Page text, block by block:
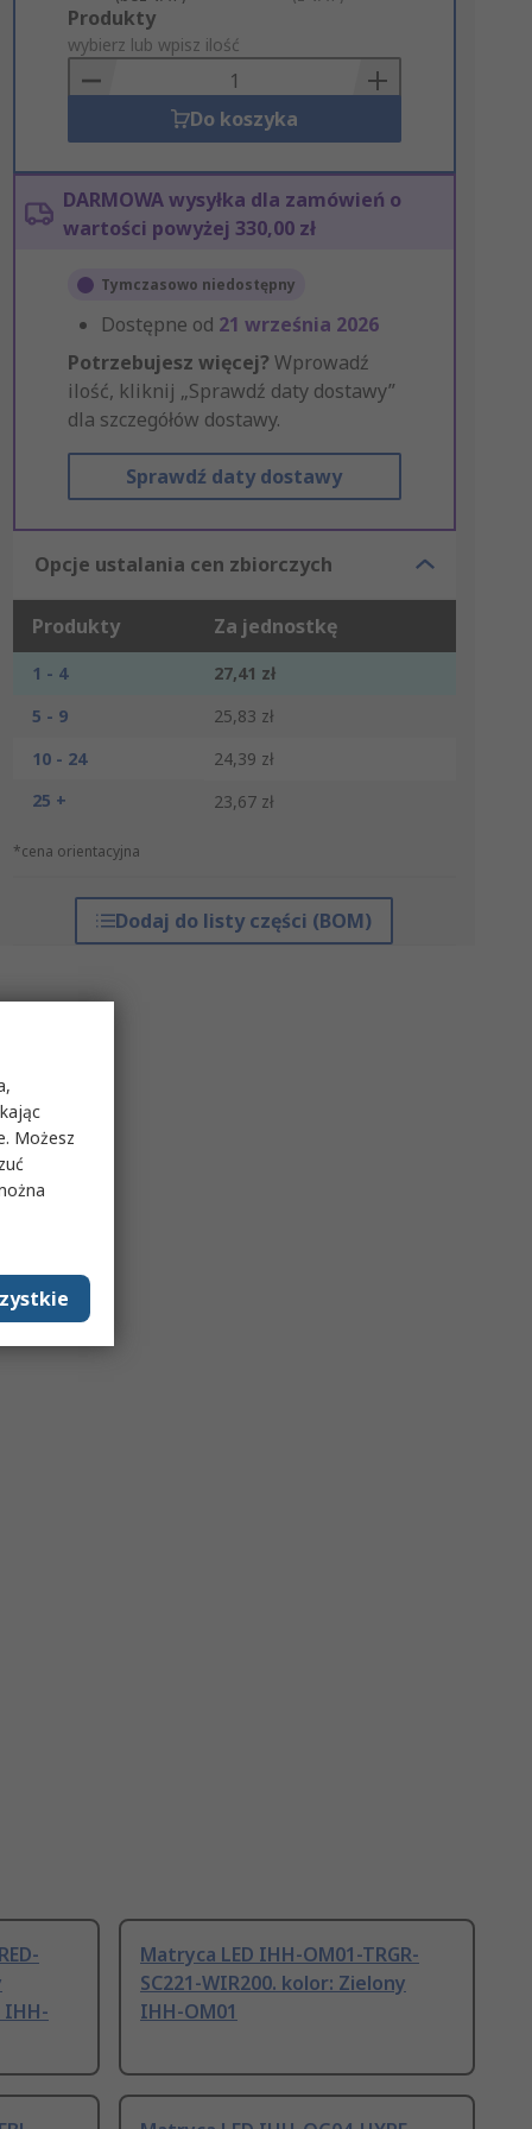
Add
to
Basket
Produkty
wybierz lub wpisz ilość
Do koszyka
DARMOWA wysyłka dla zamówień o
wartości powyżej 330,00 zł
Tymczasowo niedostępny
Dostępne od 21 września 2026
Potrzebujesz więcej? Wprowadź
ilość, kliknij „Sprawdź daty dostawy”
dla szczegółów dostawy.
Sprawdź daty dostawy
Opcje ustalania cen zbiorczych
Produkty Za jednostkę
1 - 4
27,41 zł
5 - 9
25,83 zł
10 - 24
24,39 zł
25 +
23,67 zł
*cena orientacyjna
Dodaj do listy części (BOM)
Matryca LED IHH-OM01-TRGR-
SC221-WIR200. kolor: Zielony
IHH-OM01
Możesz